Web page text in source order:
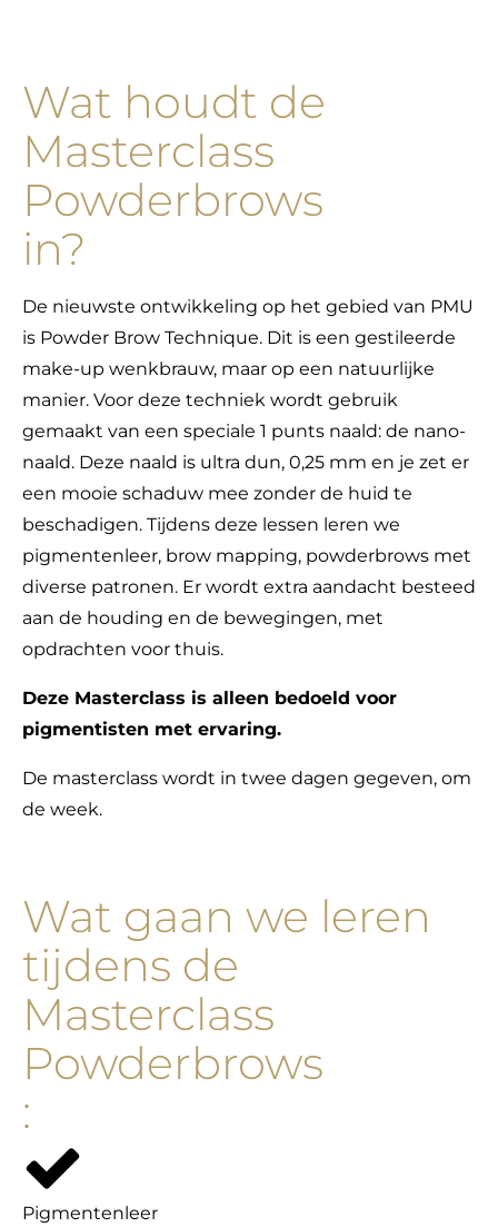
Wat houdt de
Masterclass
Powderbrows
in?
De nieuwste ontwikkeling op het gebied van PMU
is Powder Brow Technique. Dit is een gestileerde
make-up wenkbrauw, maar op een natuurlijke
manier. Voor deze techniek wordt gebruik
gemaakt van een speciale 1 punts naald: de nano-
naald. Deze naald is ultra dun, 0,25 mm en je zet er
een mooie schaduw mee zonder de huid te
beschadigen. ​Tijdens deze lessen leren we
pigmentenleer, brow mapping, powderbrows met
diverse patronen. Er wordt extra aandacht besteed
aan de houding en de bewegingen, met
opdrachten voor thuis.
Deze Masterclass is alleen bedoeld voor
pigmentisten met ervaring.
​De masterclass wordt in twee dagen gegeven, om
de week.
Wat gaan we leren
tijdens de
Masterclass
Powderbrows
:
Pigmentenleer